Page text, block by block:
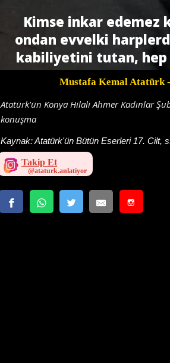
Kimse inkar edemez
ondan evvelki
kabiliyetini tutan, hep
Mustafa Kemal Atatürk
Atatürk'ün Konya Hilali Ahmer Kadınlar
konuşma
Kaynak:Atatürk'ün Bütün Eserleri 17. Cilt,
Takip Et